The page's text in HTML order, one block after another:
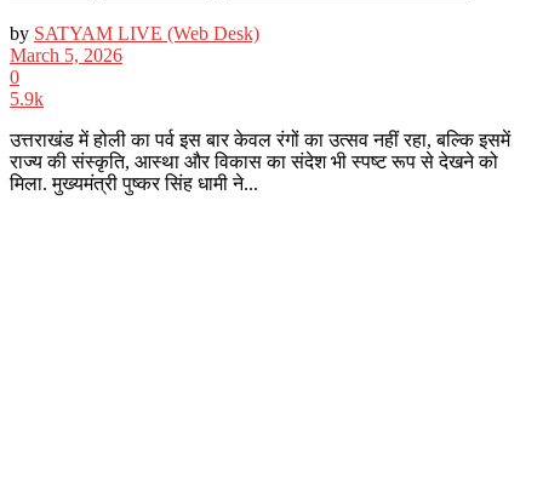
by SATYAM LIVE (Web Desk)
March 5, 2026
0
5.9k
उत्तराखंड में होली का पर्व इस बार केवल रंगों का उत्सव नहीं रहा, बल्कि इसमें
राज्य की संस्कृति, आस्था और विकास का संदेश भी स्पष्ट रूप से देखने को
मिला. मुख्यमंत्री पुष्कर सिंह धामी ने...